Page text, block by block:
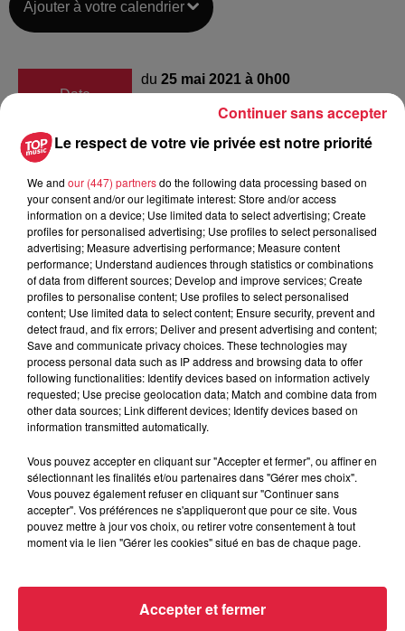
Ajouter à votre calendrier
Date
du 25 mai 2021 à 0h00
25 mai 2021 à 0h00
Lieu Les Tanzmatten - SÉLESTAT (67)
Organisateur
https://www.tanzmatten.fr/saison-
culturelle/programmation/2020-
2021/laura-cahen.html
Tarif Gratuit
RADIO INFOS
Le respect de votre vie privée est notre priorité
We and our (447) partnersdo the following data processing based on
your consent and/or our legitimate interest: Store and/or access
information on a device; Use limited data to select advertising; Create
profiles for personalised advertising; Use profiles to select personalised
advertising; Measure advertising performance; Measure content
performance; Understand audiences through statistics or combinations
of data from different sources; Develop and improve services; Create
profiles to personalise content; Use profiles to select personalised
content; Use limited data to select content; Ensure security, prevent and
detect fraud, and fix errors; Deliver and present advertising and content;
Save and communicate privacy choices. These technologies may
process personal data such as IP address and browsing data to offer
following functionalities: Identify devices based on information actively
requested; Use precise geolocation data; Match and combine data from
other data sources; Link different devices; Identify devices based on
information transmitted automatically.
Vous pouvez accepter en cliquant sur "Accepter et fermer", ou affiner en
sélectionnant les finalités et/ou partenaires dans "Gérer mes choix".
Vous pouvez également refuser en cliquant sur "Continuer sans
accepter". Vos préférences ne s'appliqueront que pour ce site. Vous
pouvez mettre à jour vos choix, ou retirer votre consentement à tout
moment via le lien "Gérer les cookies" situé en bas de chaque page.
Accepter et fermer
Continuer sans accepter